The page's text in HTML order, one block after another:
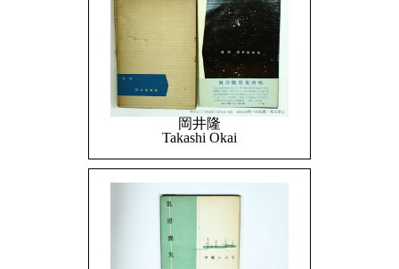
岡井隆
Takashi Okai